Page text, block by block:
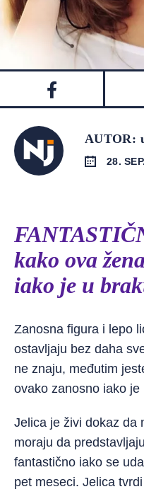
AUTOR:
28.
kako ova
iako je u
Zanosna figura i lepo
ostavljaju bez daha
ne znaju, međutim
ovako zanosno iako
Jelica je živi dokaz da
moraju da
fantastično iako se
pet meseci. Jelica